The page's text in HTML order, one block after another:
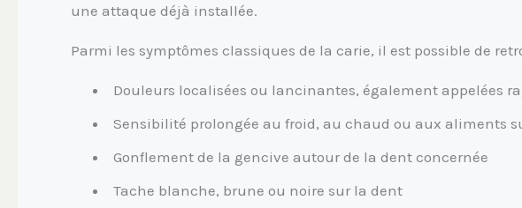
une attaque déjà installée.
Parmi les symptômes classiques de la carie, il est possible de
Douleurs localisées ou lancinantes, également appelées
Sensibilité prolongée au froid, au chaud ou aux aliments
Gonflement de la gencive autour de la dent concernée
Tache blanche, brune ou noire sur la dent